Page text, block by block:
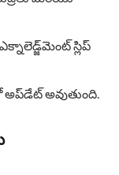
స్లిప్
అవుతుంది.